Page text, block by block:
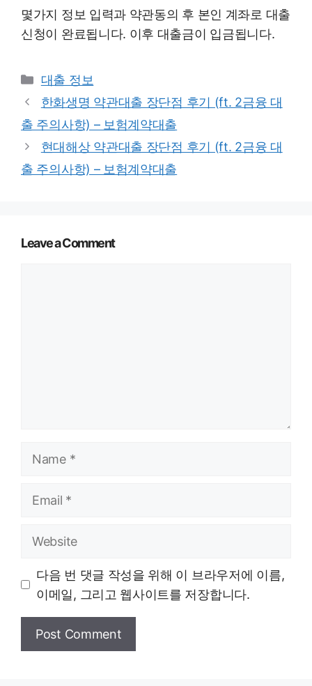
몇가지 정보 입력과 약관동의 후 본인 계좌로 대출
신청이 완료됩니다. 이후 대출금이 입금됩니다.
Categories
대출 정보
한화생명 약관대출 장단점 후기 (ft. 2금융 대
출 주의사항) – 보험계약대출
현대해상 약관대출 장단점 후기 (ft. 2금융 대
출 주의사항) – 보험계약대출
Leave a Comment
Website
다음 번 댓글 작성을 위해 이 브라우저에 이름,
이메일, 그리고 웹사이트를 저장합니다.